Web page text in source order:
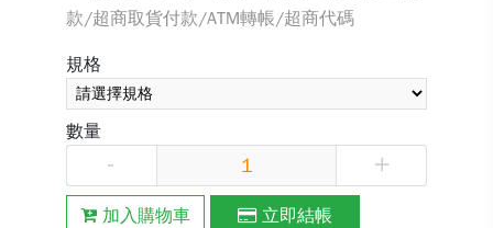
款/超商取貨付款/ATM轉帳/超商代碼
規格
數量
- +
加入購物車 立即結帳